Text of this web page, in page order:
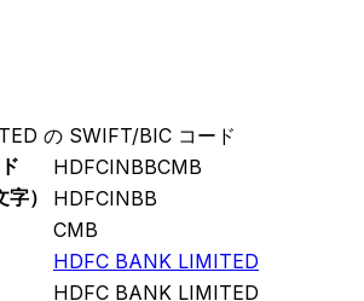
の SWIFT/BIC コード
HDFCINBBCMB
）
HDFCINBB
CMB
HDFC BANK LIMITED
HDFC BANK LIMITED